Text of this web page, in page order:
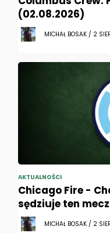
(02.08.2026)
MICHAŁ BOSAK / 2
AKTUALNOŚCI
Chicago Fire -
sędziuje ten
MICHAŁ BOSAK / 2